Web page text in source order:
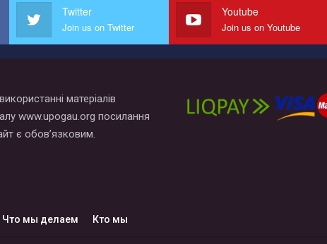
Twitter
Join us on Twitter
Youtube
Join us on Youtube
матеріалів
www.upogau.org посилання
є обов’язковим.
Что мы делаем Кто мы